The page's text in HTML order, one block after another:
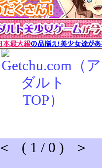
＜ ( 1 / 0 ) ＞